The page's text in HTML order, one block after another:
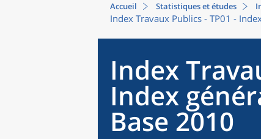
Accueil Statistiques et études
Index Travaux Publics - TP01 -
Index
Index
Base 2010